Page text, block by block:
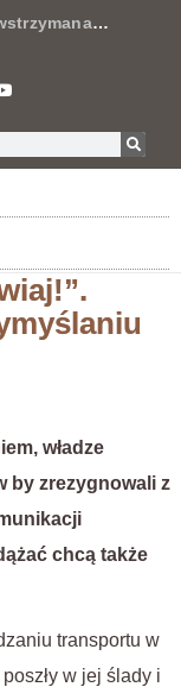
…
władze
by zrezygnowali z
chcą także
transportu w
w jej ślady i